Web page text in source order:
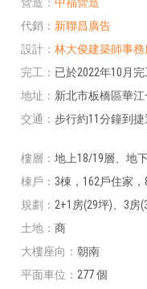
營造
中福營造
代銷
新聯昌廣告
設計
林大俊建築師事務
完工
已於2022年10月
地址
新北市板橋區華江
交通
步行約11分鐘到
樓層
地上18/19層、地
棟戶
3棟，162戶住家
規劃
2+1房(29坪)、3房
土地
商
大樓座向
朝南
平面車位
277 個